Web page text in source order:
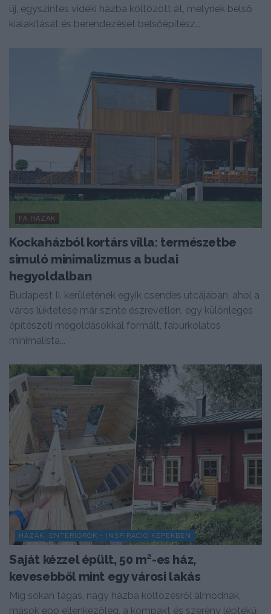
új, egyszintes vidéki házba költözött át, melynek belső
kialakítását és berendezését belsőépítész...
FA HÁZAK
Kockaházból kortárs villa: természetbe
simuló minimalizmus a budai
hegyoldalban
Budapest II. kerületének egyik csendes utcájában, ahol a
város lüktetése már szinte észrevétlen, egy különleges
építészeti megoldásokkal formált, faburkolatos
minimalista...
HÁZAK, ENTERIŐRÖK - INSPIRÁCIÓ KÉPEKBEN
Saját kézzel épült, 50 m²-es ház,
kevesebből mint egy városi lakás
Míg sokan tágas, nagy házba költözésről álmodnak,
mások épp ellenkezőleg, a kompakt és szerény léptékű